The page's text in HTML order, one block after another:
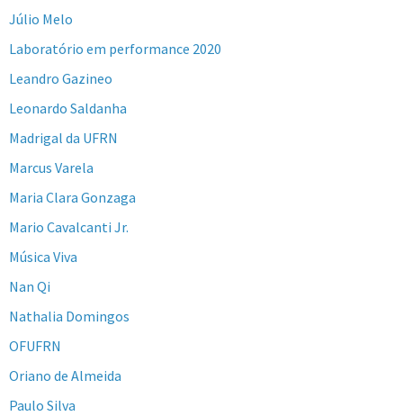
Júlio Melo
Laboratório em performance 2020
Leandro Gazineo
Leonardo Saldanha
Madrigal da UFRN
Marcus Varela
Maria Clara Gonzaga
Mario Cavalcanti Jr.
Música Viva
Nan Qi
Nathalia Domingos
OFUFRN
Oriano de Almeida
Paulo Silva